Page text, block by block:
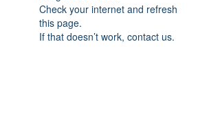
Check your internet and refresh
this page.
If that doesn’t work, contact us.